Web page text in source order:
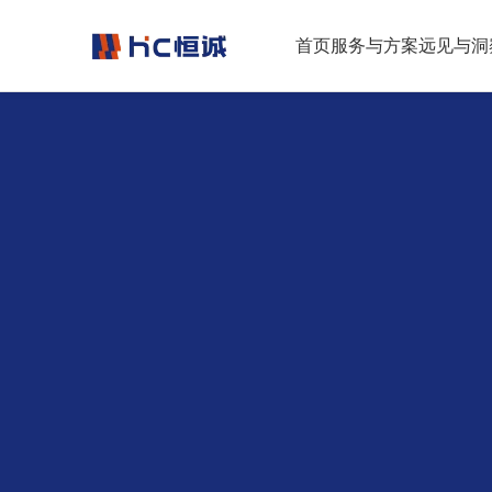
首页服务与方案远见与